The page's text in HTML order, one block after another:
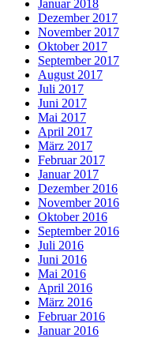
Januar 2018
Dezember 2017
November 2017
Oktober 2017
September 2017
August 2017
Juli 2017
Juni 2017
Mai 2017
April 2017
März 2017
Februar 2017
Januar 2017
Dezember 2016
November 2016
Oktober 2016
September 2016
Juli 2016
Juni 2016
Mai 2016
April 2016
März 2016
Februar 2016
Januar 2016